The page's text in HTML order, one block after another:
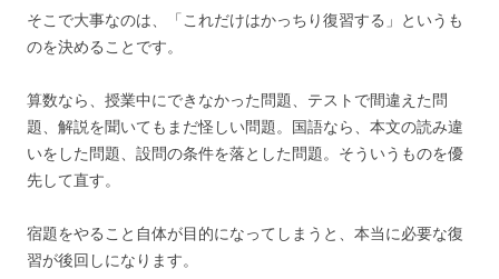
そこで大事なのは、「これだけはかっちり復習する」というも
のを決めることです。
算数なら、授業中にできなかった問題、テストで間違えた問
題、解説を聞いてもまだ怪しい問題。国語なら、本文の読み違
いをした問題、設問の条件を落とした問題。そういうものを優
先して直す。
宿題をやること自体が目的になってしまうと、本当に必要な復
習が後回しになります。